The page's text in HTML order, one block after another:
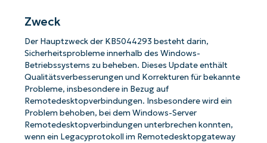
Zweck
Der Hauptzweck der KB5044293 besteht darin,
Sicherheitsprobleme innerhalb des Windows-
Betriebssystems zu beheben. Dieses Update enthält
Qualitätsverbesserungen und Korrekturen für bekannte
Probleme, insbesondere in Bezug auf
Remotedesktopverbindungen. Insbesondere wird ein
Problem behoben, bei dem Windows-Server
Remotedesktopverbindungen unterbrechen konnten,
wenn ein Legacyprotokoll im Remotedesktopgateway